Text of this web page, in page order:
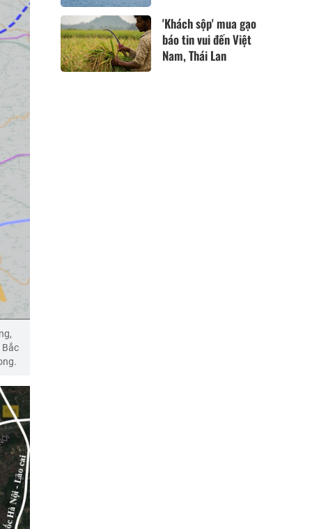
Bắc
'Khách sộp' mua gạo
báo tin vui đến Việt
Nam, Thái Lan